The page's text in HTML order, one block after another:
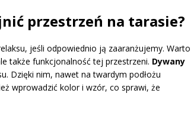
przestrzeń na tarasie?
jeśli odpowiednio ją zaaranżujemy. Warto
także funkcjonalność tej przestrzeni. Dywany
Dzięki nim, nawet na twardym podłożu
wprowadzić kolor i wzór, co sprawi, że